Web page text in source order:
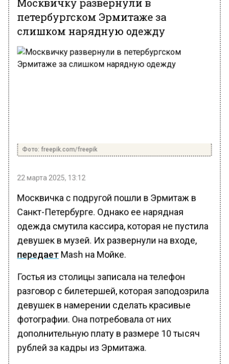
петербургском Эрмитаже за
слишком нарядную одежду
Фото: freepik.com/freepik
22 марта 2025, 13:12
Москвичка с подругой пошли в Эрмитаж в
Санкт-Петербурге. Однако ее нарядная
одежда смутила кассира, которая не пустила
девушек в музей. Их развернули на входе,
передаетMash на Мойке.
Гостья из столицы записала на телефон
разговор с билетершей, которая заподозрила
девушек в намерении сделать красивые
фотографии. Она потребовала от них
дополнительную плату в размере 10 тысяч
рублей за кадры из Эрмитажа.